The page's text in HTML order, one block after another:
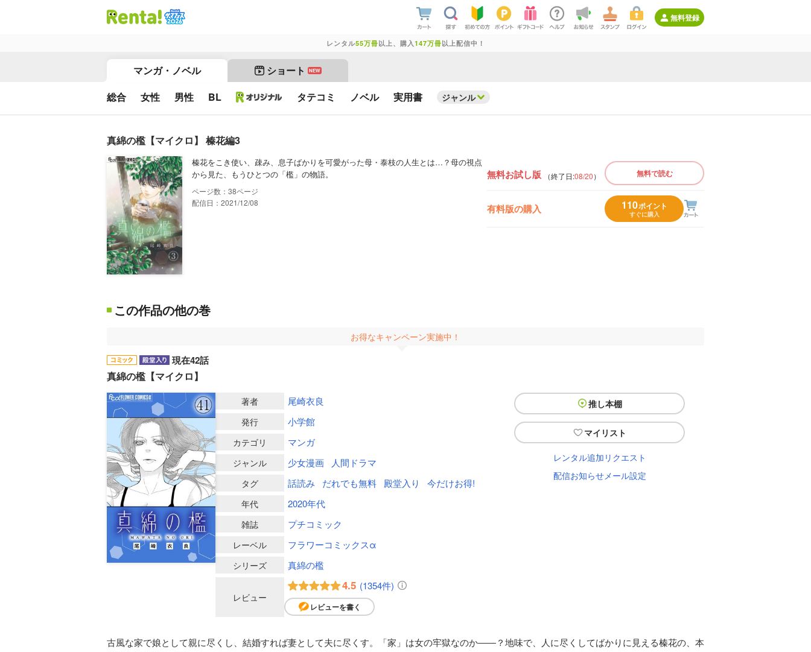
無料登録
レンタル55万冊以上、購入 147万冊以上配信中！
マンガ・ノベル ショート NEW
総合 女性 男性 BL タテコミ ノベル 実用書 ジャンル
真綿の檻【マイクロ】 榛花編3
榛花をこき使い、疎み、息子ばかりを可愛がった母・泰枝の人生とは…？母の視点
から見た、もうひとつの「檻」の物語。
38
配信日：2021/12/08
無料お試し版 （終了日:08/20） 無料で読む
有料版の購入 110ポイント
すぐに購入
この作品の他の巻
お得なキャンペーン実施中！
現在42話
真綿の檻【マイクロ】
推し本棚
マイリスト
レンタル追加リクエスト
配信お知らせメール設定
著者 尾崎衣良
発行 小学館
カテゴリ マンガ
ジャンル 少女漫画 人間ドラマ
タグ 話読み だれでも無料 殿堂入り 今だけお得!
年代 2020年代
雑誌 プチコミック
レーベル フラワーコミックスα
シリーズ 真綿の檻
レビュー
4.5 (1354件)
レビューを書く
古風な家で娘として親に尽くし、結婚すれば妻として夫に尽くす。「家」は女の牢獄なのか――？地味で、人に尽くしてばかりに見える榛花の、本